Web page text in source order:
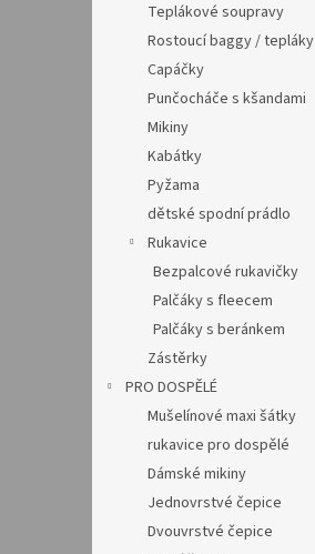
Teplákové soupravy
Rostoucí baggy / tepláky
Capáčky
Punčocháče s kšandami
Mikiny
Kabátky
Pyžama
dětské spodní prádlo
Rukavice
Bezpalcové rukavičky
Palčáky s fleecem
Palčáky s beránkem
Zástěrky
PRO DOSPĚLÉ
Mušelínové maxi šátky
rukavice pro dospělé
Dámské mikiny
Jednovrstvé čepice
Dvouvrstvé čepice